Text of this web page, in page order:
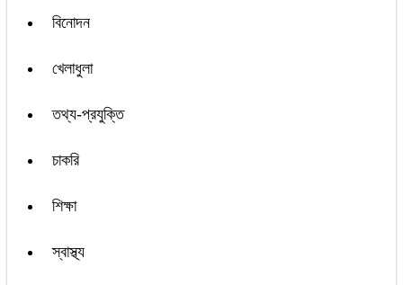
বিনোদন
খেলাধুলা
তথ্য-প্রযুক্তি
চাকরি
শিক্ষা
স্বাস্থ্য